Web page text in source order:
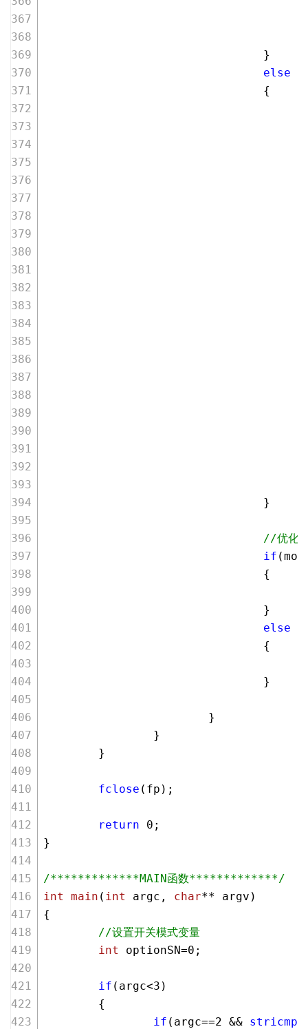
                                }
else
                                {
                                }
//优化
if
                                {
                                }
else
                                {
                                }
                        }
                }
        }
fclose (fp);
return 0 ;
}
/*************MAIN函数*************/
int
main ( int argc, char** argv)
{
//设置开关模式变量
int
optionSN=0 ;
if (argc<3 )
        {
if (argc==2 && stricmp